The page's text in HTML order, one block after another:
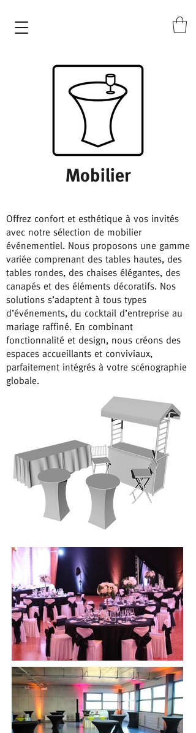
Mobilier
Offrez confort et esthétique à vos invités
avec notre sélection de mobilier
événementiel. Nous proposons une gamme
variée comprenant des tables hautes, des
tables rondes, des chaises élégantes, des
canapés et des éléments décoratifs. Nos
solutions s’adaptent à tous types
d’événements, du cocktail d’entreprise au
mariage raffiné. En combinant
fonctionnalité et design, nous créons des
espaces accueillants et conviviaux,
parfaitement intégrés à votre scénographie
globale.